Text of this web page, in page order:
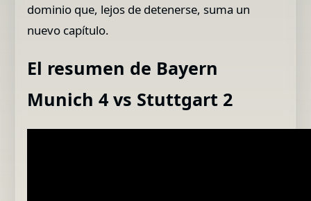
dominio que, lejos de detenerse, suma un
nuevo capítulo.
El resumen de Bayern
Munich 4 vs Stuttgart 2